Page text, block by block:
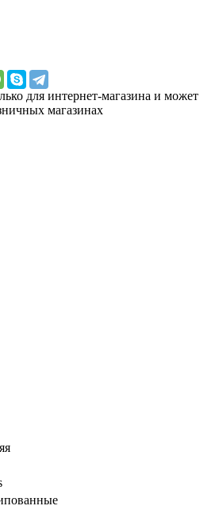
для интернет-магазина и может
магазинах